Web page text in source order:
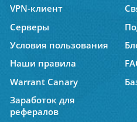
VPN-клиент
Серверы
Условия пользования
Наши правила
Warrant Canary
Заработок для
рефералов